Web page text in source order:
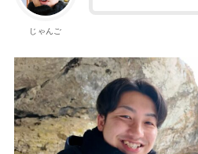
じゃんご